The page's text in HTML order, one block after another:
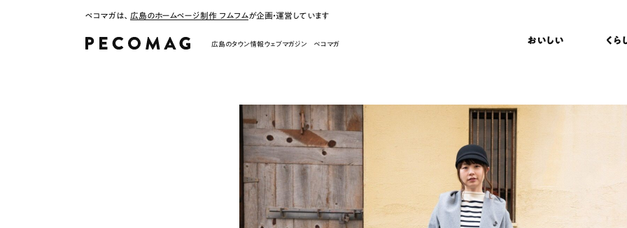
ペコマガは、 広島のホームページ制作 フムフムが企画・運営しています
広島のタウン情報ウェブマガジン ペコマガ おいしい くら